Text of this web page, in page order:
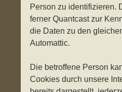
Person zu identifizieren.
ferner Quantcast zur
die Daten zu den
Automattic.
Die betroffene Person
Cookies durch unsere